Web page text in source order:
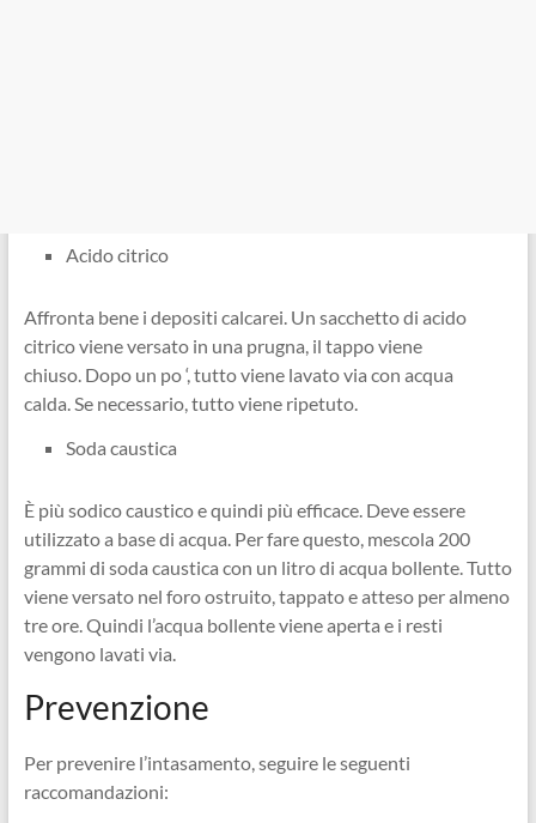
Acido citrico
Affronta bene i depositi calcarei. Un sacchetto di acido
citrico viene versato in una prugna, il tappo viene
chiuso. Dopo un po ‘, tutto viene lavato via con acqua
calda. Se necessario, tutto viene ripetuto.
Soda caustica
È più sodico caustico e quindi più efficace. Deve essere
utilizzato a base di acqua. Per fare questo, mescola 200
grammi di soda caustica con un litro di acqua bollente. Tutto
viene versato nel foro ostruito, tappato e atteso per almeno
tre ore. Quindi l’acqua bollente viene aperta e i resti
vengono lavati via.
Prevenzione
Per prevenire l’intasamento, seguire le seguenti
raccomandazioni: